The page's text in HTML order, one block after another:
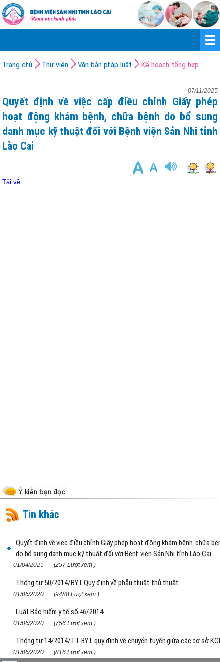
Trang chủ Thư viện Văn bản pháp luật Kế hoạch tổng hợp
07/11/2025
Quyết định về việc cấp điều chỉnh Giấy phép
hoạt động khám bệnh, chữa bệnh do bổ sung
danh mục kỹ thuật đối với Bệnh viện Sản Nhi tỉnh
Lào Cai
Tải về
Tin khác
Quyết định về việc điều chỉnh Giấy phép hoạt động khám bệnh, chữa
do bổ sung danh mục kỹ thuật đối với Bệnh viện Sản Nhi tỉnh Lào Cai
01/04/2025 (257 Lượt xem )
Thông tư 50/2014/BYT Quy định về phẫu thuật thủ thuật
01/06/2020 (9488 Lượt xem )
Luật Bảo hiểm y tế số 46/2014
01/06/2020 (756 Lượt xem )
Thông tư 14/2014/TT-BYT quy định về chuyển tuyến giứa các cơ sở
01/06/2020 (816 Lượt xem )